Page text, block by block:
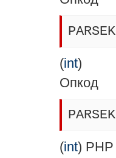
(int)
Опкод
(int)